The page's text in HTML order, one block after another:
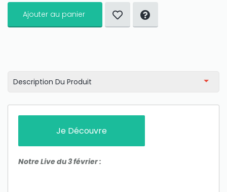
Ajouter au panier
Description Du Produit
Je Découvre
Notre Live du 3 février :